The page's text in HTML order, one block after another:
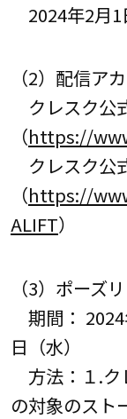
2024年2月1
（2）配信ア
クレスク公
（https://
クレスク公
（https://
ALIFT）
（3）ポーズ
期間：
日（水）
方法：１.ク
の対象のスト